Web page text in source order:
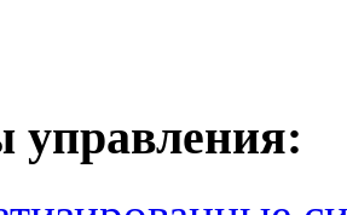
управления: